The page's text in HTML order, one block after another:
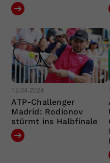
12.04.2024
ATP-Challenger
Madrid: Rodionov
stürmt ins Halbfinale